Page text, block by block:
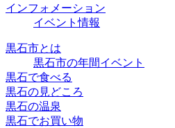
インフォメーション
イベント情報
黒石市とは
黒石市の年間イベント
黒石で食べる
黒石の見どころ
黒石の温泉
黒石でお買い物